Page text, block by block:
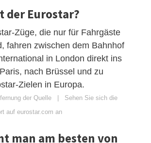
der Eurostar?
Züge, die nur für Fahrgäste
fahren zwischen dem Bahnhof
in London direkt ins
nach Brüssel und zu
Zielen in Europa.
der Quelle | Sehen Sie sich die
auf eurostar.com an
man am besten von